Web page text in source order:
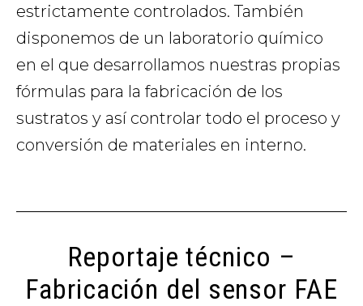
estrictamente controlados. También
disponemos de un laboratorio químico
en el que desarrollamos nuestras propias
fórmulas para la fabricación de los
sustratos y así controlar todo el proceso y
conversión de materiales en interno.
Reportaje técnico –
Fabricación del sensor FAE